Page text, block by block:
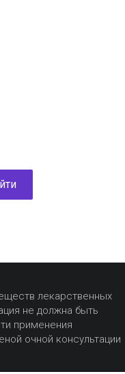
лекарственных
не должна быть
применения
очной консультации